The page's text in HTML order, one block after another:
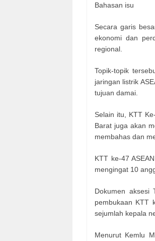
Bahasan isu
Secara garis
ekonomi dan
regional.
Topik-topik
jaringan listrik
tujuan damai.
Selain itu, KTT
Barat juga akan
membahas dan
KTT ke-47
mengingat 10
Dokumen aksesi
pembukaan KTT
sejumlah kepala
Menurut Kemlu